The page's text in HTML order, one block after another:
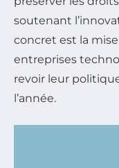
soutenant
concret est la
entreprises
revoir leur
l’année.